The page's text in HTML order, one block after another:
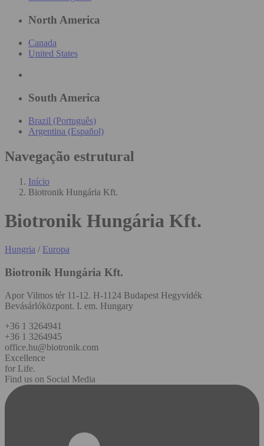
North America
Canada
United States
South America
Brazil (Português)
Argentina (Español)
Navegação estrutural
Início
Biotronik Hungária Kft.
Biotronik Hungária Kft.
Hungria / Europa
Biotronik Hungária Kft.
Apor Vilmos tér 11-12. H-1124 Budapest Hegyvidék
Bevásárlóközpont. I. em. Hungary
+36 1 3264941
+36 1 3264945
office.hu@biotronik.com
Excellence
for Life.
Find us on Social Media